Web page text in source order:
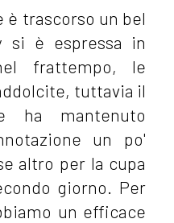
trascorso un bel
si è espressa in
frattempo, le
tuttavia il
ha mantenuto
un po'
altro per la cupa
giorno. Per
un efficace